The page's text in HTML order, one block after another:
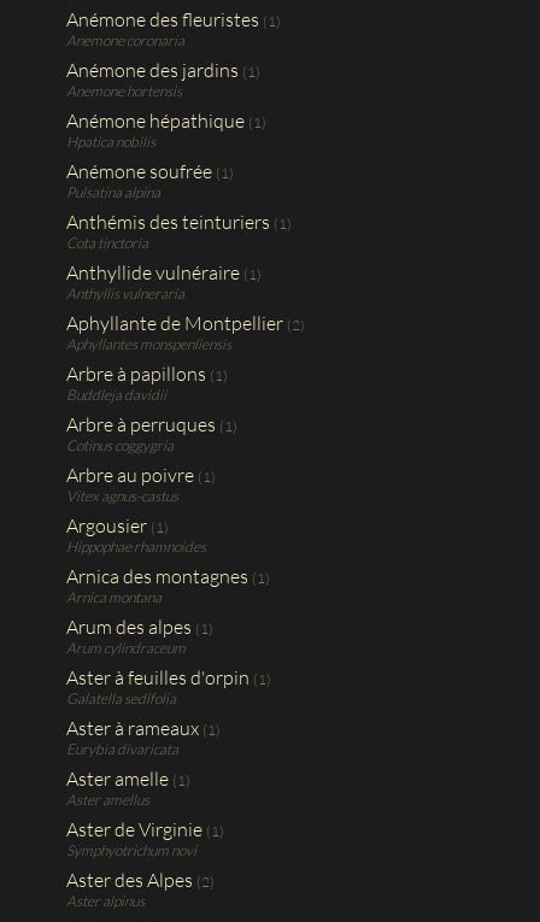
Anémone des fleuristes (1)
Anemone coronaria
Anémone des jardins (1)
Anemone hortensis
Anémone hépathique (1)
Hpatica nobilis
Anémone soufrée (1)
Pulsatina alpina
Anthémis des teinturiers (1)
Cota tinctoria
Anthyllide vulnéraire (1)
Anthyllis vulneraria
Aphyllante de Montpellier (2)
Aphyllantes monspenliensis
Arbre à papillons (1)
Buddleja davidii
Arbre à perruques (1)
Cotinus coggygria
Arbre au poivre (1)
Vitex agnus-castus
Argousier (1)
Hippophae rhamnoides
Arnica des montagnes (1)
Arnica montana
Arum des alpes (1)
Arum cylindraceum
Aster à feuilles d'orpin (1)
Galatella sedifolia
Aster à rameaux (1)
Eurybia divaricata
Aster amelle (1)
Aster amellus
Aster de Virginie (1)
Symphyotrichum novi
Aster des Alpes (2)
Aster alpinus